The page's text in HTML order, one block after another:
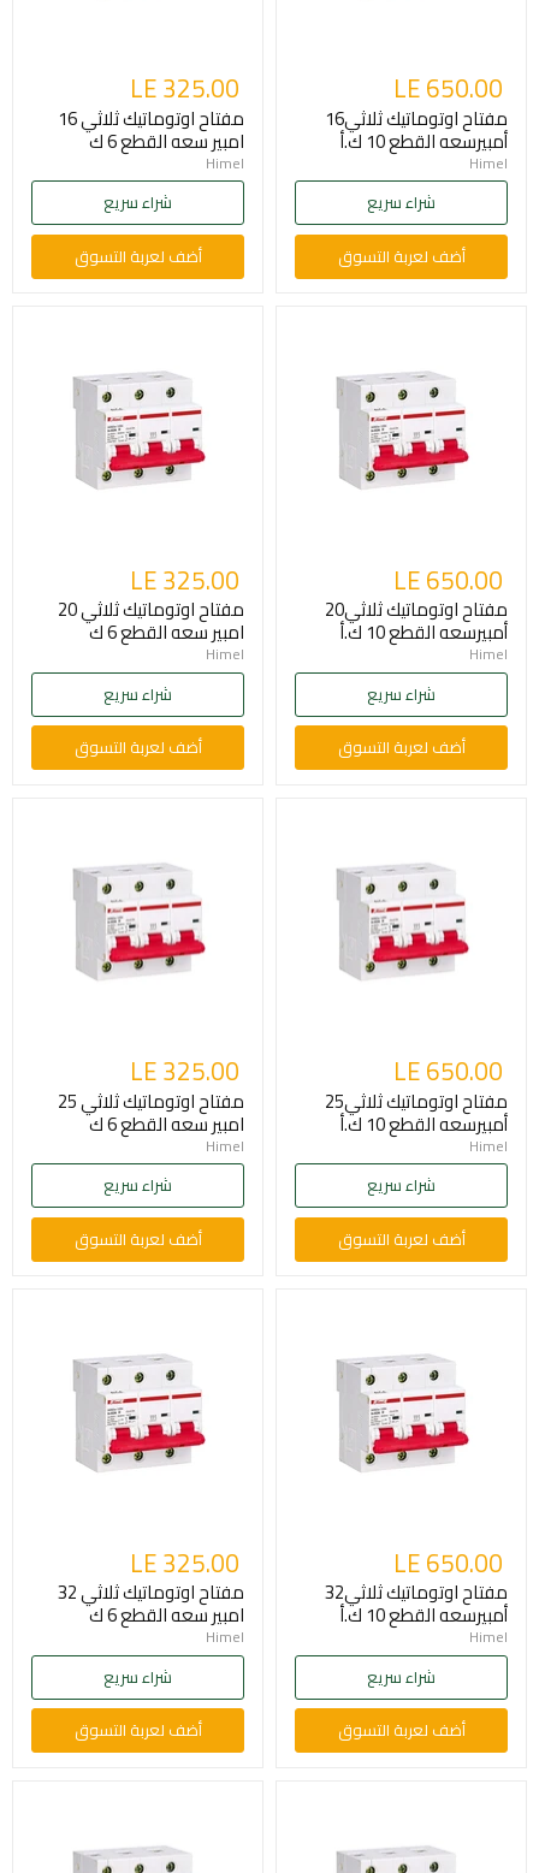
LE 650.00
مفتاح اوتوماتيك ثلاثي16
أمبيرسعه القطع 10 ك.أ
Himel
شراء سريع
أضف لعربة التسوق
LE 325.00
مفتاح اوتوماتيك ثلاثي 16
امبير سعه القطع 6 ك
Himel
شراء سريع
أضف لعربة التسوق
LE 650.00
مفتاح اوتوماتيك ثلاثي20
أمبيرسعه القطع 10 ك.أ
Himel
شراء سريع
أضف لعربة التسوق
LE 325.00
مفتاح اوتوماتيك ثلاثي 20
امبير سعه القطع 6 ك
Himel
شراء سريع
أضف لعربة التسوق
LE 650.00
مفتاح اوتوماتيك ثلاثي25
أمبيرسعه القطع 10 ك.أ
Himel
شراء سريع
أضف لعربة التسوق
LE 325.00
مفتاح اوتوماتيك ثلاثي 25
امبير سعه القطع 6 ك
Himel
شراء سريع
أضف لعربة التسوق
LE 650.00
مفتاح اوتوماتيك ثلاثي32
أمبيرسعه القطع 10 ك.أ
Himel
شراء سريع
أضف لعربة التسوق
LE 325.00
مفتاح اوتوماتيك ثلاثي 32
امبير سعه القطع 6 ك
Himel
شراء سريع
أضف لعربة التسوق